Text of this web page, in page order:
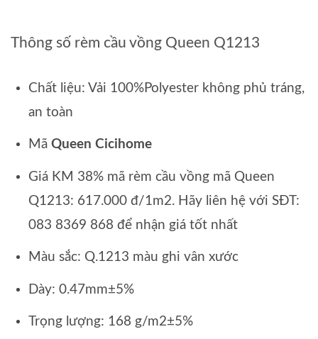
Thông số rèm cầu vồng Queen Q1213
Chất liệu: Vải 100%Polyester không phủ tráng,
an toàn
Mã Queen Cicihome
Giá KM 38% mã rèm cầu vồng mã Queen
Q1213: 617.000 đ/1m2. Hãy liên hệ với SĐT:
083 8369 868 để nhận giá tốt nhất
Màu sắc: Q.1213 màu ghi vân xước
Dày: 0.47mm±5%
Trọng lượng: 168 g/m2±5%